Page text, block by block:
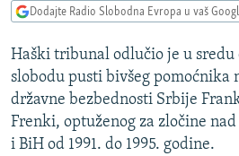
na
VIDEO
FOTOGALERIJE
INFOGRAFIKE
PODCASTI
RAT U UKRAJINI
KINA NA BALKANU
RSE PRIČE IZ SVIJETA
Dodajte Radio Slobodna Evropa u vaš
Haški tribunal odlučio je u
slobodu pusti bivšeg pomoćnika
državne bezbednosti Srbije
Frenki, optuženog za zločine
i BiH od 1991. do 1995. godine.